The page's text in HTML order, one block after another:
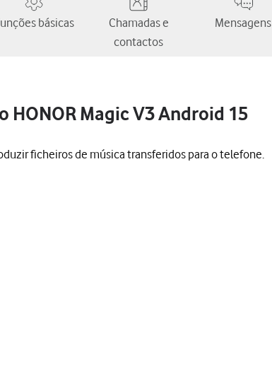
básicas
Chamadas e
contactos
Mensagens
Magic V3 Android 15
ficheiros de música transferidos para o telefone.